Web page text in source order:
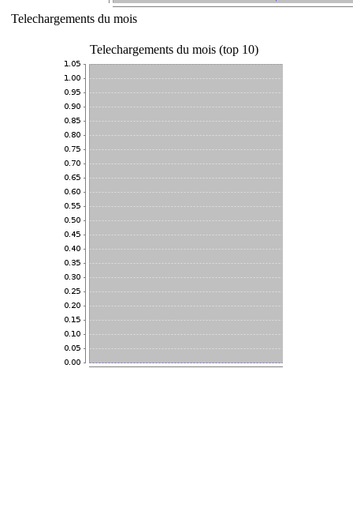
Telechargements du mois
Telechargements du mois (top 10)